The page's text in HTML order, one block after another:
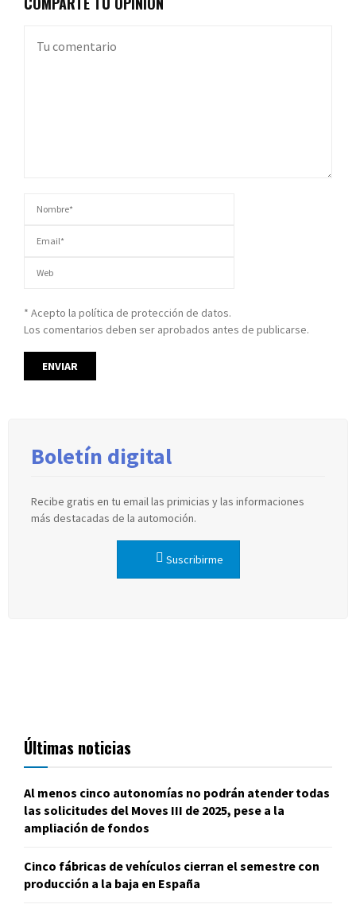
* Acepto la política de protección de datos.
Los comentarios deben ser aprobados antes de publicarse.
Boletín digital
Recibe gratis en tu email las primicias y las informaciones
más destacadas de la automoción.
Suscribirme
Últimas noticias
Al menos cinco autonomías no podrán atender todas
las solicitudes del Moves III de 2025, pese a la
ampliación de fondos
Cinco fábricas de vehículos cierran el semestre con
producción a la baja en España